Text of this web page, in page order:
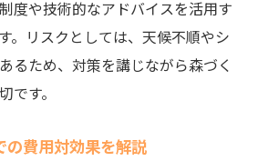
度や技術的なアドバイスを活用す
。リスクとしては、天候不順やシ
るため、対策を講じながら森づく
です。
の費用対効果を解説